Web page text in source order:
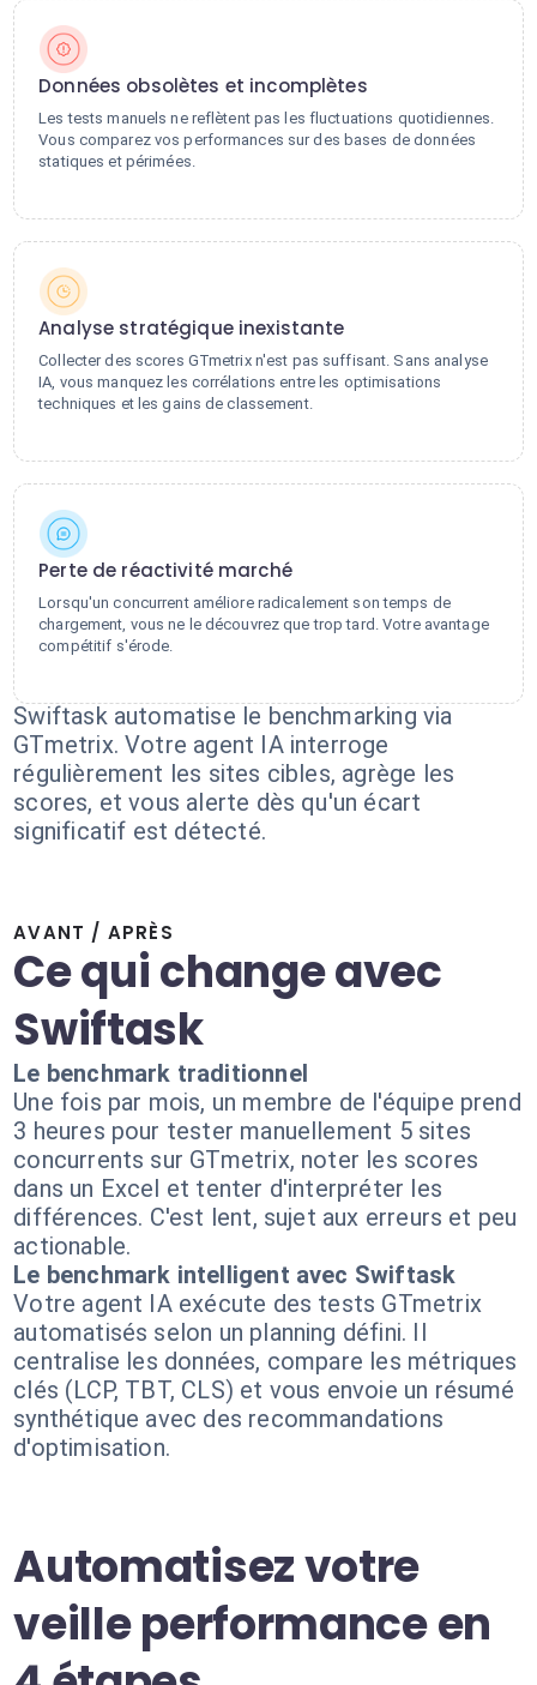
Données obsolètes et incomplètes
Les tests manuels ne reflètent pas les fluctuations quotidiennes.
Vous comparez vos performances sur des bases de données
statiques et périmées.
Analyse stratégique inexistante
Collecter des scores GTmetrix n'est pas suffisant. Sans analyse
IA, vous manquez les corrélations entre les optimisations
techniques et les gains de classement.
Perte de réactivité marché
Lorsqu'un concurrent améliore radicalement son temps de
chargement, vous ne le découvrez que trop tard. Votre avantage
compétitif s'érode.
Swiftask automatise le benchmarking via
GTmetrix. Votre agent IA interroge
régulièrement les sites cibles, agrège les
scores, et vous alerte dès qu'un écart
significatif est détecté.
AVANT / APRÈS
Ce qui change avec
Swiftask
Le benchmark traditionnel
Une fois par mois, un membre de l'équipe prend
3 heures pour tester manuellement 5 sites
concurrents sur GTmetrix, noter les scores
dans un Excel et tenter d'interpréter les
différences. C'est lent, sujet aux erreurs et peu
actionable.
Le benchmark intelligent avec Swiftask
Votre agent IA exécute des tests GTmetrix
automatisés selon un planning défini. Il
centralise les données, compare les métriques
clés (LCP, TBT, CLS) et vous envoie un résumé
synthétique avec des recommandations
d'optimisation.
Automatisez votre
veille performance en